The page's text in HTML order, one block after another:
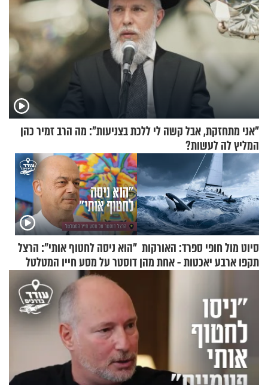
"אני מתחזקת, אבל קשה לי ללכת בצניעות": מה הרב זמיר כהן
המליץ לה לעשות?
סיוט מול חופי ספרד: האורקות
תקפו ארבע יאכטות - אחת מהן
"הוא ניסה לחטוף אותי": הרצל
דוסטר על מסע חייו המטלטל